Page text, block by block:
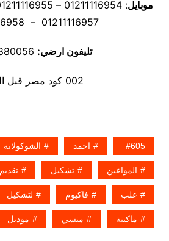
موبايل
01211116957 – 01211116958
تليفون ارضي:
002 كود مصر قبل الرقم
605 احمد الشوكولاته
المواعين تشكيل تقديم
علب فاكيوم لتشكيل
ماكينة منسي موديل